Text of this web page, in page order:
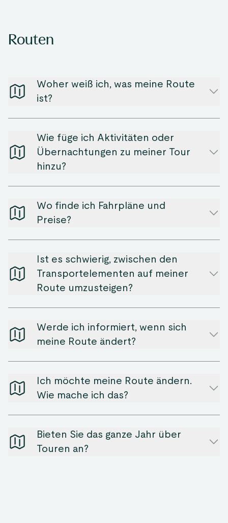
Routen
Woher weiß ich, was meine Route
ist?
Wie füge ich Aktivitäten oder
Übernachtungen zu meiner Tour
hinzu?
Wo finde ich Fahrpläne und
Preise?
Ist es schwierig, zwischen den
Transportelementen auf meiner
Route umzusteigen?
Werde ich informiert, wenn sich
meine Route ändert?
Ich möchte meine Route ändern.
Wie mache ich das?
Bieten Sie das ganze Jahr über
Touren an?